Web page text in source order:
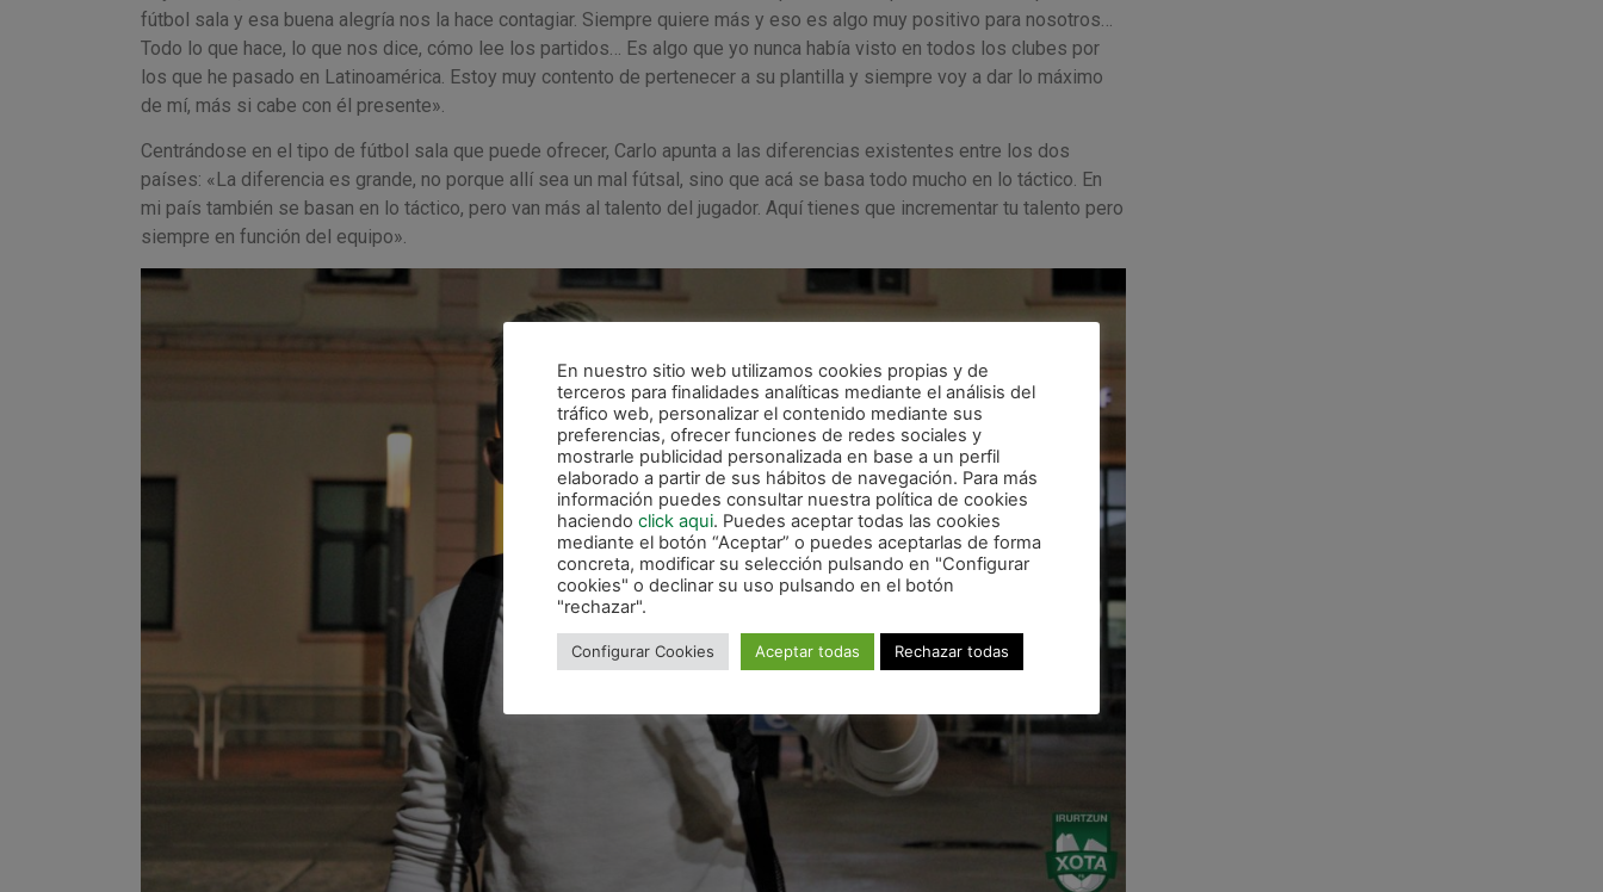
fútbol sala y esa buena alegría nos la hace contagiar. Siempre quiere más y eso es algo muy positivo para nosotros…
Todo lo que hace, lo que nos dice, cómo lee los partidos… Es algo que yo nunca había visto en todos los clubes por
los que he pasado en Latinoamérica. Estoy muy contento de pertenecer a su plantilla y siempre voy a dar lo máximo
de mí, más si cabe con él presente».
Centrándose en el tipo de fútbol sala que puede ofrecer, Carlo apunta a las diferencias existentes entre los dos
países: «La diferencia es grande, no porque allí sea un mal fútsal, sino que acá se basa todo mucho en lo táctico. En
mi país también se basan en lo táctico, pero van más al talento del jugador. Aquí tienes que incrementar tu talento pero
siempre en función del equipo».
En nuestro sitio web utilizamos cookies propias y de
terceros para finalidades analíticas mediante el análisis del
tráfico web, personalizar el contenido mediante sus
preferencias, ofrecer funciones de redes sociales y
mostrarle publicidad personalizada en base a un perfil
elaborado a partir de sus hábitos de navegación. Para más
información puedes consultar nuestra política de cookies
haciendo click aqui. Puedes aceptar todas las cookies
mediante el botón “Aceptar” o puedes aceptarlas de forma
concreta, modificar su selección pulsando en "Configurar
cookies" o declinar su uso pulsando en el botón
"rechazar".
Configurar Cookies Aceptar todas Rechazar todas